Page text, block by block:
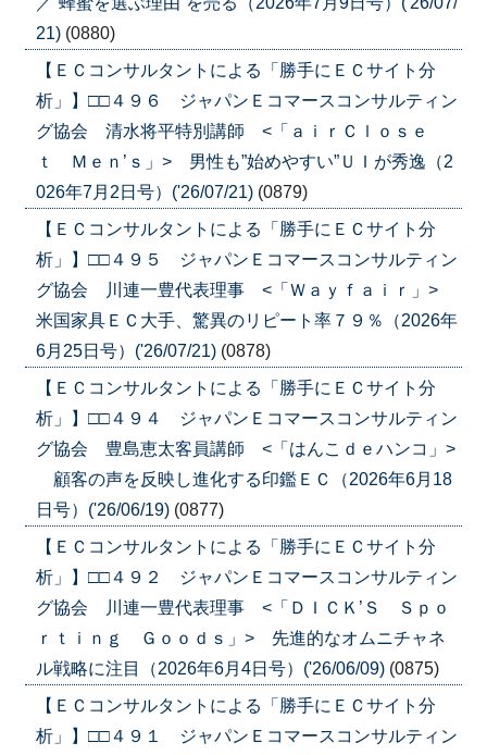
21) (0880)
【ＥＣコンサルタントによる「勝手にＥＣサイト分
析」】□□４９６ ジャパンＥコマースコンサルティン
グ協会 清水将平特別講師 <「ａｉｒＣｌｏｓｅ
ｔ Ｍｅｎ’ｓ」> 男性も”始めやすい”ＵＩが秀逸（2
026年7月2日号）('26/07/21) (0879)
【ＥＣコンサルタントによる「勝手にＥＣサイト分
析」】□□４９５ ジャパンＥコマースコンサルティン
グ協会 川連一豊代表理事 <「Ｗａｙｆａｉｒ」>
米国家具ＥＣ大手、驚異のリピート率７９％（2026年
6月25日号）('26/07/21) (0878)
【ＥＣコンサルタントによる「勝手にＥＣサイト分
析」】□□４９４ ジャパンＥコマースコンサルティン
グ協会 豊島恵太客員講師 <「はんこｄｅハンコ」>
顧客の声を反映し進化する印鑑ＥＣ（2026年6月18
日号）('26/06/19) (0877)
【ＥＣコンサルタントによる「勝手にＥＣサイト分
析」】□□４９２ ジャパンＥコマースコンサルティン
グ協会 川連一豊代表理事 <「ＤＩＣＫ’Ｓ Ｓｐｏ
ｒｔｉｎｇ Ｇｏｏｄｓ」> 先進的なオムニチャネ
ル戦略に注目（2026年6月4日号）('26/06/09) (0875)
【ＥＣコンサルタントによる「勝手にＥＣサイト分
析」】□□４９１ ジャパンＥコマースコンサルティン